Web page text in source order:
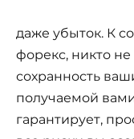
даже убыток. К
форекс, никто
сохранность
получаемой
гарантирует,